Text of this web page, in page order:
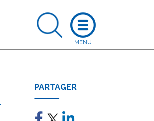
PARTAGER